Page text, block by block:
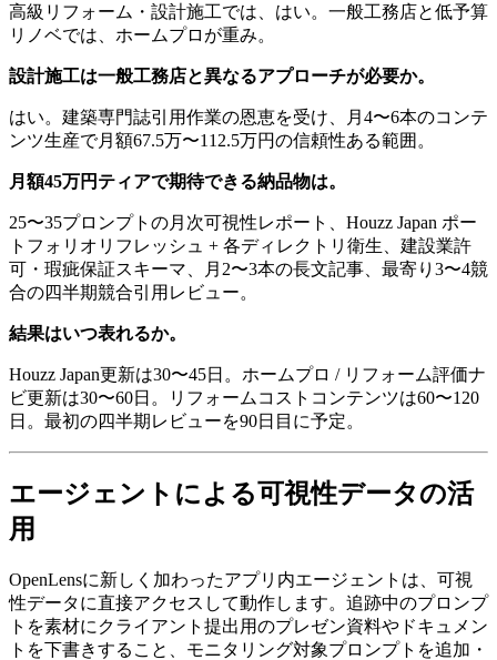
高級リフォーム・設計施工では、はい。一般工務店と低予算
リノベでは、ホームプロが重み。
設計施工は一般工務店と異なるアプローチが必要か。
はい。建築専門誌引用作業の恩恵を受け、月4〜6本のコンテ
ンツ生産で月額67.5万〜112.5万円の信頼性ある範囲。
月額45万円ティアで期待できる納品物は。
25〜35プロンプトの月次可視性レポート、Houzz Japan ポー
トフォリオリフレッシュ + 各ディレクトリ衛生、建設業許
可・瑕疵保証スキーマ、月2〜3本の長文記事、最寄り3〜4競
合の四半期競合引用レビュー。
結果はいつ表れるか。
Houzz Japan更新は30〜45日。ホームプロ / リフォーム評価ナ
ビ更新は30〜60日。リフォームコストコンテンツは60〜120
日。最初の四半期レビューを90日目に予定。
エージェントによる可視性データの活
用
OpenLensに新しく加わったアプリ内エージェントは、可視
性データに直接アクセスして動作します。追跡中のプロンプ
トを素材にクライアント提出用のプレゼン資料やドキュメン
トを下書きすること、モニタリング対象プロンプトを追加・